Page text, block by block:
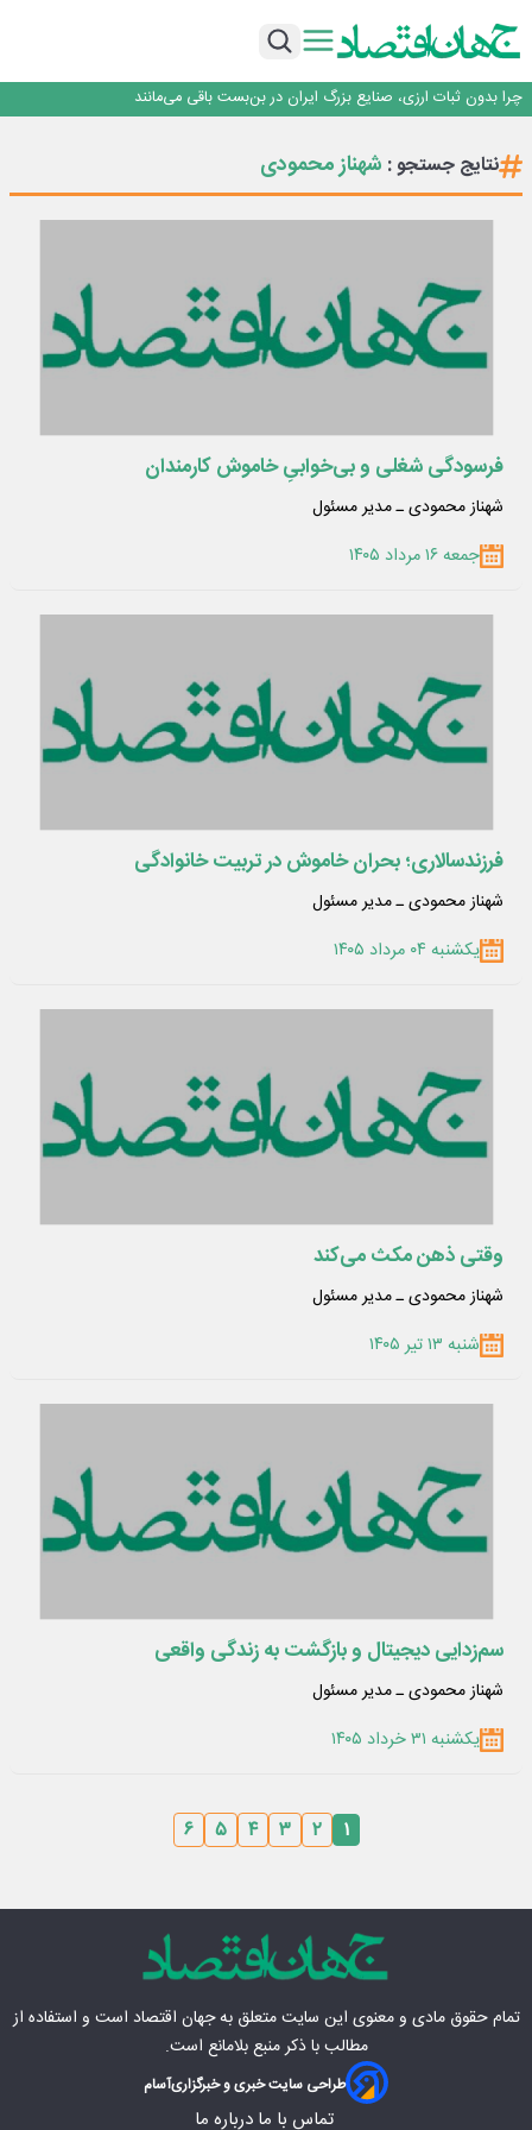
روزنامه ۱۷ مرداد
چرا بدون ثبات ارزی، صنایع بزرگ ایران در بن‌بست باقی می‌مانند
۲ درصد از مشترکان ۱۰ درصد برق خانگی را مصرف می‌کنند!
روزنامه ۱۷ مردادنتایج جستجو : شهناز محمودی
فرسودگی شغلی و بی‌خوابیِ خاموش کارمندان
شهناز محمودی ـ مدیر مسئول
جمعه ۱۶ مرداد ۱۴۰۵
فرزندسالاری؛ بحران خاموش در تربیت خانوادگی
شهناز محمودی ـ مدیر مسئول
یکشنبه ۰۴ مرداد ۱۴۰۵
وقتی ذهن مکث می‌کند
شهناز محمودی ـ مدیر مسئول
شنبه ۱۳ تیر ۱۴۰۵
سم‌زدایی دیجیتال و بازگشت به زندگی واقعی
شهناز محمودی ـ مدیر مسئول
یکشنبه ۳۱ خرداد ۱۴۰۵
۱ ۲ ۳ ۴ ۵ ۶
تمام حقوق مادی‌ و معنوی این سایت متعلق بهجهان اقتصاد است و استفاده از
مطالب با ذکر منبع بلامانع است.
طراحی سایت خبری و خبرگزاریآسام
تماس با ما درباره ما